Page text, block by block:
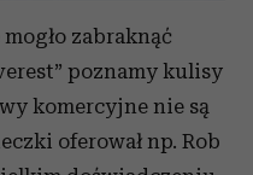
zabraknąć
poznamy kulisy
komercyjne nie są
oferował np. Rob